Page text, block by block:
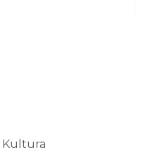
Kultura